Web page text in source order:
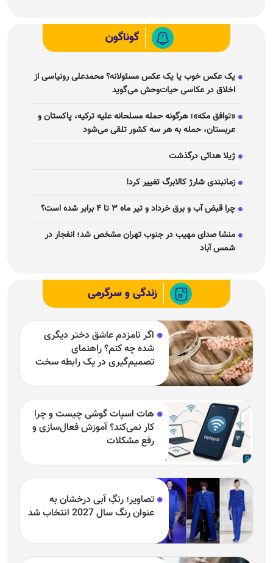
گوناگون
یک عکس خوب یا یک عکس مسئولانه؟ محمدعلی رونیاسی از
اخلاق در عکاسی حیات‌وحش می‌گوید
«توافق مکه»؛ هرگونه حمله مسلحانه علیه ترکیه، پاکستان و
عربستان، حمله به هر سه کشور تلقی می‌شود
ژیلا هدائی درگذشت
زمانبندی شارژ کالابرگ تغییر کرد!
چرا قبض آب و برق خرداد و تیر ماه ۳ تا ۴ برابر شده است؟
منشا صدای مهیب در جنوب تهران مشخص شد؛ انفجار در
شمس آباد
زندگی و سرگرمی
اگر نامزدم عاشق دختر دیگری
شده چه کنم؟ راهنمای
تصمیم‌گیری در یک رابطه سخت
هات اسپات گوشی چیست و چرا
کار نمی‌کند؟ آموزش فعال‌سازی و
رفع مشکلات
تصاویر؛ رنگِ آبی درخشان به
عنوان رنگ سال 2027 انتخاب شد